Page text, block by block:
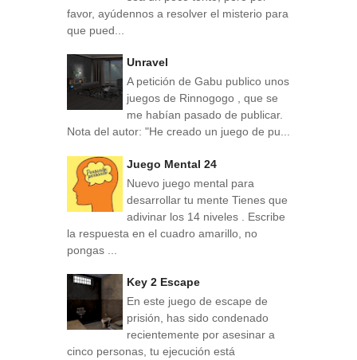
favor, ayúdennos a resolver el misterio para
que pued...
Unravel
A petición de Gabu publico unos
juegos de Rinnogogo , que se
me habían pasado de publicar.
Nota del autor: "He creado un juego de pu...
Juego Mental 24
Nuevo juego mental para
desarrollar tu mente Tienes que
adivinar los 14 niveles . Escribe
la respuesta en el cuadro amarillo, no
pongas ...
Key 2 Escape
En este juego de escape de
prisión, has sido condenado
recientemente por asesinar a
cinco personas, tu ejecución está